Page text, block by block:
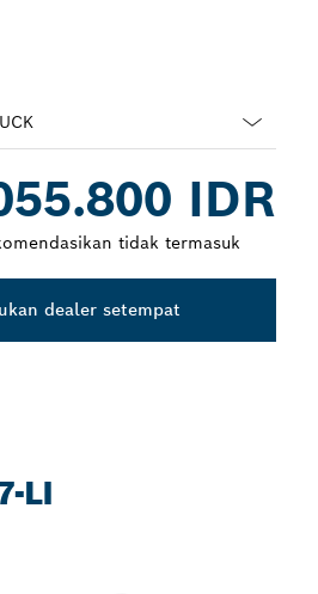
IDR
tidak termasuk
dealer setempat
LI